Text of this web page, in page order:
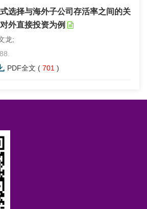
选择与海外子公司存活率之间的关
外直接投资为例
龙;
PDF全文 ( 701 )